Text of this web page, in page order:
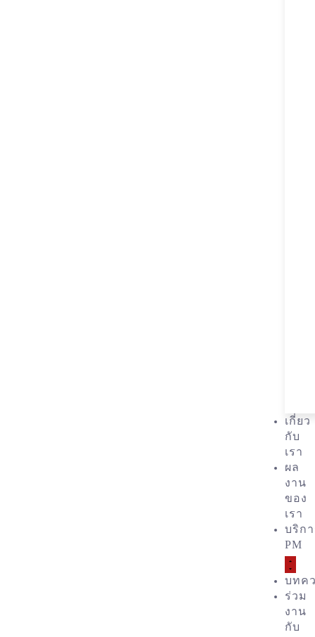
เกี่ยว
กับ
เรา
ผล
งาน
ของ
เรา
บริก
PM
บทค
ร่วม
งาน
กับ